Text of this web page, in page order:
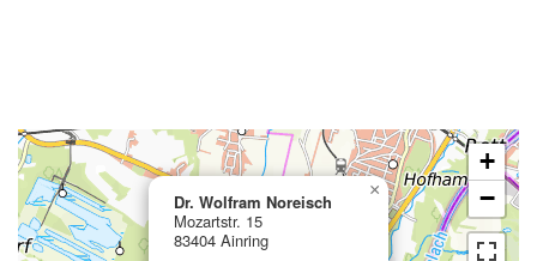
Dr. Wolfram Noreisch
Mozartstr. 15
83404 Ainring
×
+
−